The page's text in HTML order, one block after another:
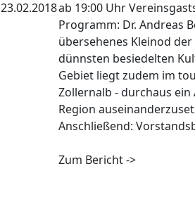
23.02.2018ab 19:00 Uhr
Programm: Dr. Andreas
übersehenes Kleinod
dünnsten besiedelten
Gebiet liegt zudem im
Zollernalb - durchaus ein
Region
Anschließend:
Zum Bericht ->